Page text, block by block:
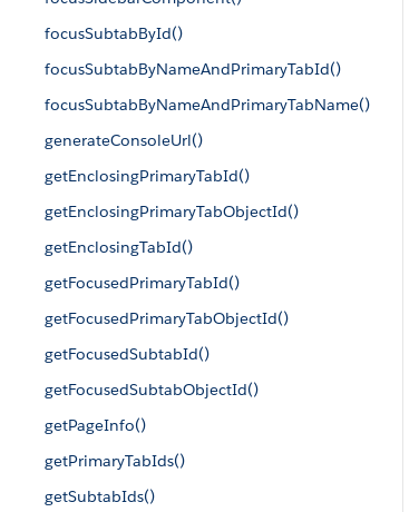
focusSubtabById()
focusSubtabByNameAndPrimaryTabId()
focusSubtabByNameAndPrimaryTabName()
generateConsoleUrl()
getEnclosingPrimaryTabId()
getEnclosingPrimaryTabObjectId()
getEnclosingTabId()
getFocusedPrimaryTabId()
getFocusedPrimaryTabObjectId()
getFocusedSubtabId()
getFocusedSubtabObjectId()
getPageInfo()
getPrimaryTabIds()
getSubtabIds()